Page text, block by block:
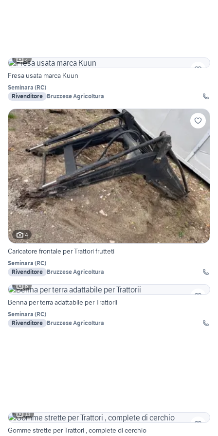
2
Fresa usata marca Kuun
Seminara (RC)
Rivenditore Bruzzese Agricoltura
4
Caricatore frontale per Trattori frutteti
Seminara (RC)
Rivenditore Bruzzese Agricoltura
6
Benna per terra adattabile per Trattorii
Seminara (RC)
Rivenditore Bruzzese Agricoltura
13
Gomme strette per Trattori , complete di cerchio